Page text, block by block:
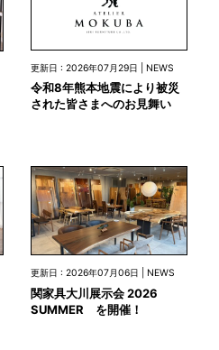
更新日 : 2026年07月29日 | NEWS
令和8年熊本地震により被災
された皆さまへのお見舞い
更新日 : 2026年07月06日 | NEWS
関家具大川展示会 2026
SUMMER を開催！